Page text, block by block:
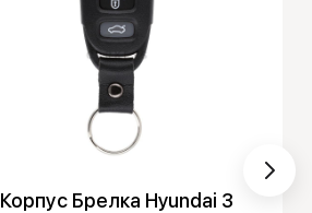
Корпус Брелка Hyundai 3